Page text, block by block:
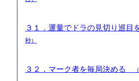
３１．運量でドラの見切り巡目
秒）
３２．マーク者を毎局決める